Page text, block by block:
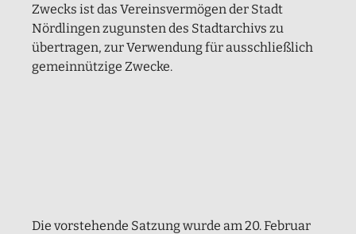
Zwecks ist das Vereinsvermögen der Stadt
Nördlingen zugunsten des Stadtarchivs zu
übertragen, zur Verwendung für ausschließlich
gemeinnützige Zwecke.
Die vorstehende Satzung wurde am 20. Februar